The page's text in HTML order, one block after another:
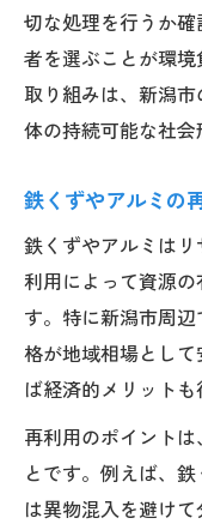
切な処理を行うか
者を選ぶことが環
取り組みは、新潟
体の持続可能な社会
鉄くずやアルミの
鉄くずやアルミは
利用によって資源
す。特に新潟市周
格が地域相場とし
ば経済的メリットも
再利用のポイント
とです。例えば、
は異物混入を避け